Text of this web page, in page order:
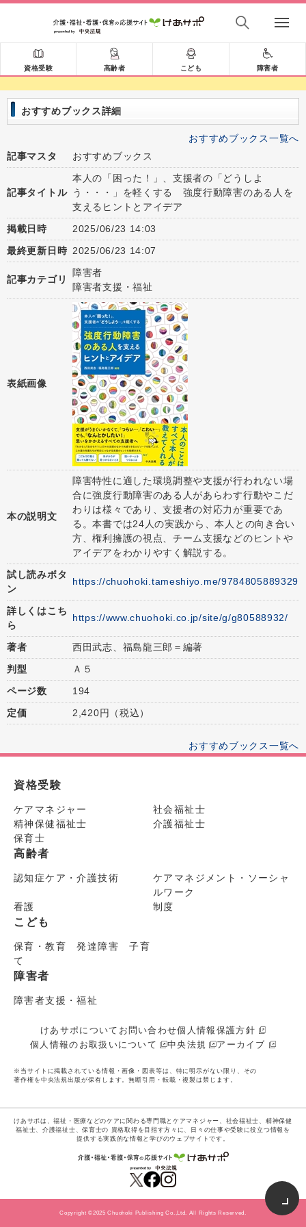
資格受験 高齢者 こども 障害者
おすすめブックス詳細
おすすめブックス一覧へ
記事マスタ
おすすめブックス
記事タイトル
本人の「困った！」、支援者の「どうしよ
う・・・」を軽くする 強度行動障害のある人を
支えるヒントとアイデア
掲載日時
2025/06/23 14:03
最終更新日時 2025/06/23 14:07
記事カテゴリ
障害者
障害者支援・福祉
表紙画像
本の説明文
障害特性に適した環境調整や支援が行われない場
合に強度行動障害のある人があらわす行動やこだ
わりは様々であり、支援者の対応力が重要であ
る。本書では24人の実践から、本人との向き合い
方、権利擁護の視点、チーム支援などのヒントや
アイデアをわかりやすく解説する。
試し読みボタ
ン
https://chuohoki.tameshiyo.me/9784805889329
詳しくはこち
ら
https://www.chuohoki.co.jp/site/g/g80588932/
著者
西田武志、福島龍三郎＝編著
判型
Ａ５
ページ数
194
定価
2,420円（税込）
おすすめブックス一覧へ
資格受験
ケアマネジャー
社会福祉士
精神保健福祉士
介護福祉士
保育士
高齢者
認知症ケア・介護技術
ケアマネジメント・ソーシャ
ルワーク
看護
制度
こども
保育・教育 発達障害 子育
て
障害者
障害者支援・福祉
けあサポについて お問い合わせ個人情報保護方針
個人情報のお取扱いについて
中央法規 アーカイブ
※当サイトに掲載されている情報・画像・図表等は、特に明示がない限り、その
著作権を中央法規出版が保有します。無断引用・転載・複製は禁じます。
けあサポは、福祉・医療などのケアに関わる専門職とケアマネジャー、社会福祉士、精神保健
福祉士、介護福祉士、保育士の 資格取得を目指す方々に、日々の仕事や受験に役立つ情報を
提供する実践的な情報と学びのウェブサイトです。
Copyright ©2025 Chuohoki Publishing Co.,Ltd. All Rights Reserved.